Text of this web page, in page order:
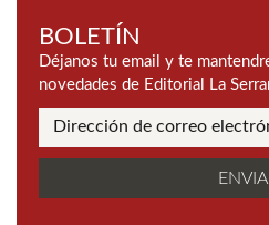
BOLETÍN
Déjanos tu email y te
novedades de Editorial La